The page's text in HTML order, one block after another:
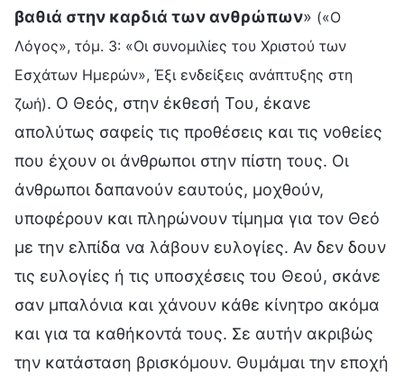
βαθιά στην καρδιά των ανθρώπων» («Ο
Λόγος», τόμ. 3: «Οι συνομιλίες του Χριστού των
Εσχάτων Ημερών», Έξι ενδείξεις ανάπτυξης στη
ζωή). Ο Θεός, στην έκθεσή Του, έκανε
απολύτως σαφείς τις προθέσεις και τις νοθείες
που έχουν οι άνθρωποι στην πίστη τους. Οι
άνθρωποι δαπανούν εαυτούς, μοχθούν,
υποφέρουν και πληρώνουν τίμημα για τον Θεό
με την ελπίδα να λάβουν ευλογίες. Αν δεν δουν
τις ευλογίες ή τις υποσχέσεις του Θεού, σκάνε
σαν μπαλόνια και χάνουν κάθε κίνητρο ακόμα
και για τα καθήκοντά τους. Σε αυτήν ακριβώς
την κατάσταση βρισκόμουν. Θυμάμαι την εποχή